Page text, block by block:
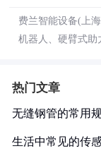
费兰智能设备(上
机器人、硬臂式助
热门文章
无缝钢管的常用
生活中常见的传